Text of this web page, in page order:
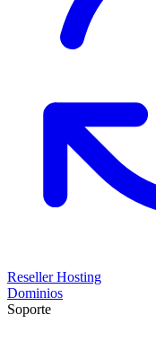
Reseller Hosting
Dominios
Soporte